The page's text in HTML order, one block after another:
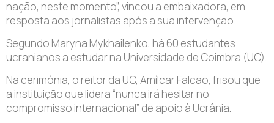
nação, neste momento”, vincou a embaixadora, em
resposta aos jornalistas após a sua intervenção.
Segundo Maryna Mykhailenko, há 60 estudantes
ucranianos a estudar na Universidade de Coimbra (UC).
Na cerimónia, o reitor da UC, Amílcar Falcão, frisou que
a instituição que lidera “nunca irá hesitar no
compromisso internacional” de apoio à Ucrânia.